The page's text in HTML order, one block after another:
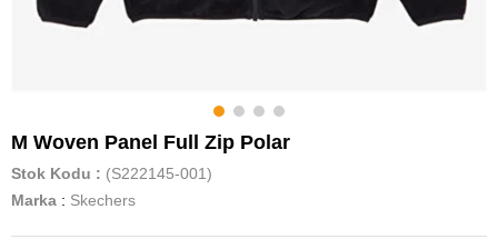
M Woven Panel Full Zip Polar
Stok Kodu
(S222145-001)
Marka : Skechers